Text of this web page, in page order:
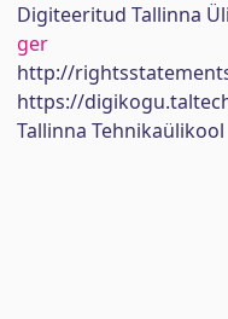
Digiteeritud Tallinna
ger
http://
https://
Tallinna Tehnikaülikool